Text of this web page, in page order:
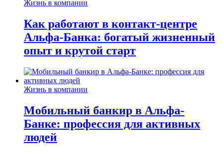
Жизнь в компании
Как работают в контакт-центре
Альфа-Банка: богатый жизненный
опыт и крутой старт
Жизнь в компании
Мобильный банкир в Альфа-
Банке: профессия для активных
людей